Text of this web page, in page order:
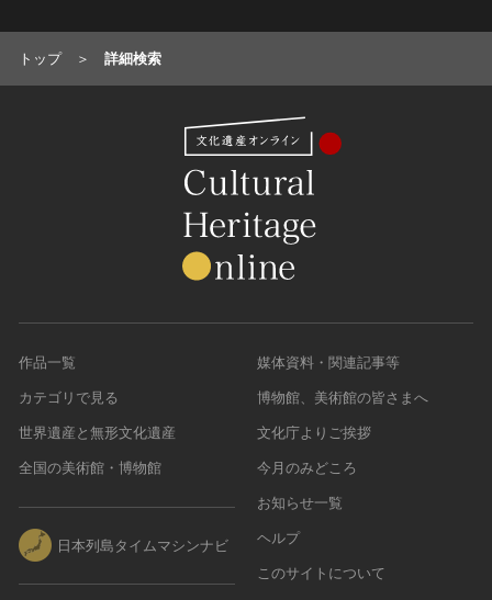
トップ 詳細検索
作品一覧
カテゴリで見る
世界遺産と無形文化遺産
全国の美術館・博物館
日本列島タイムマシンナビ
媒体資料・関連記事等
博物館、美術館の皆さまへ
文化庁よりご挨拶
今月のみどころ
お知らせ一覧
ヘルプ
このサイトについて